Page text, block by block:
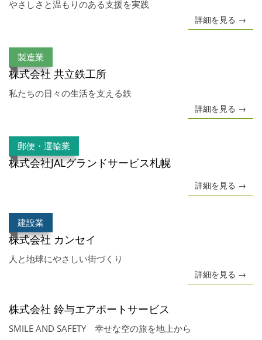
やさしさと温もりのある支援を実践
詳細を見る →
製造業
株式会社 共立鉄工所
私たちの日々の生活を支える鉄
詳細を見る →
郵便・運輸業
株式会社JALグランドサービス札幌
詳細を見る →
建設業
株式会社 カンセイ
人と地球にやさしい街づくり
詳細を見る →
株式会社 鈴与エアポートサービス
SMILE AND SAFETY 幸せな空の旅を地上から